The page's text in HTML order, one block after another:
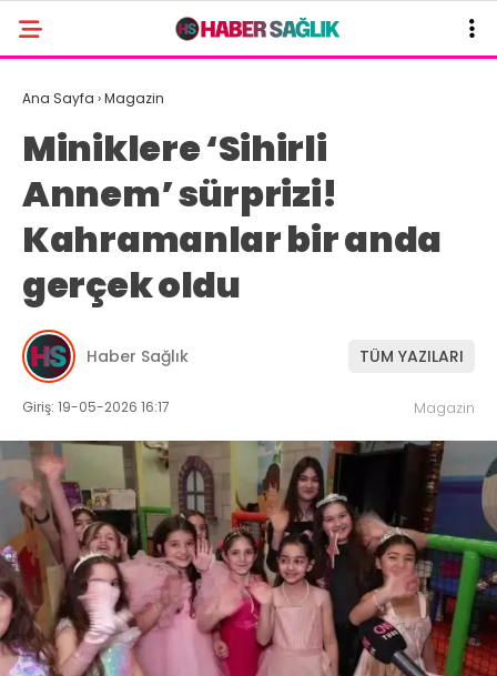
Ana Sayfa ›Magazin
Miniklere ‘Sihirli
Annem’ sürprizi!
Kahramanlar bir anda
gerçek oldu
Haber Sağlık TÜM YAZILARI
Giriş: 19-05-2026 16:17 Magazin